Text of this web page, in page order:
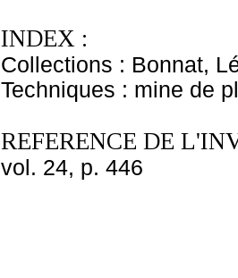
INDEX :
Collections : Bonnat,
Techniques : mine de
REFERENCE DE
vol. 24, p. 446